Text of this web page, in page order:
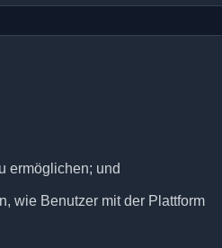
ermöglichen; und
wie Benutzer mit der Plattform